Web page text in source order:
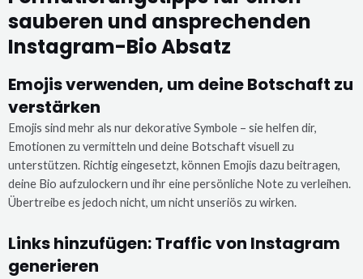
sauberen und ansprechenden
Instagram-Bio Absatz
Emojis verwenden, um deine Botschaft zu
verstärken
Emojis sind mehr als nur dekorative Symbole – sie helfen dir,
Emotionen zu vermitteln und deine Botschaft visuell zu
unterstützen. Richtig eingesetzt, können Emojis dazu beitragen,
deine Bio aufzulockern und ihr eine persönliche Note zu verleihen.
Übertreibe es jedoch nicht, um nicht unseriös zu wirken.
Links hinzufügen: Traffic von Instagram
generieren